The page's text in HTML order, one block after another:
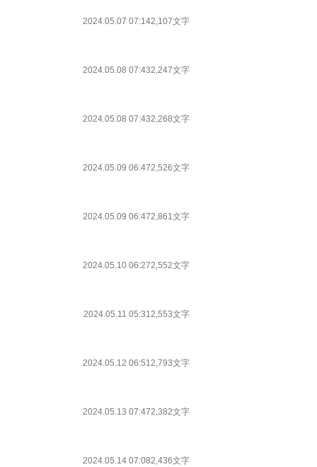
2024.05.07 07:142,107文字
2024.05.08 07:432,247文字
2024.05.08 07:432,268文字
2024.05.09 06:472,526文字
2024.05.09 06:472,861文字
2024.05.10 06:272,552文字
2024.05.11 05:312,553文字
2024.05.12 06:512,793文字
2024.05.13 07:472,382文字
2024.05.14 07:082,436文字